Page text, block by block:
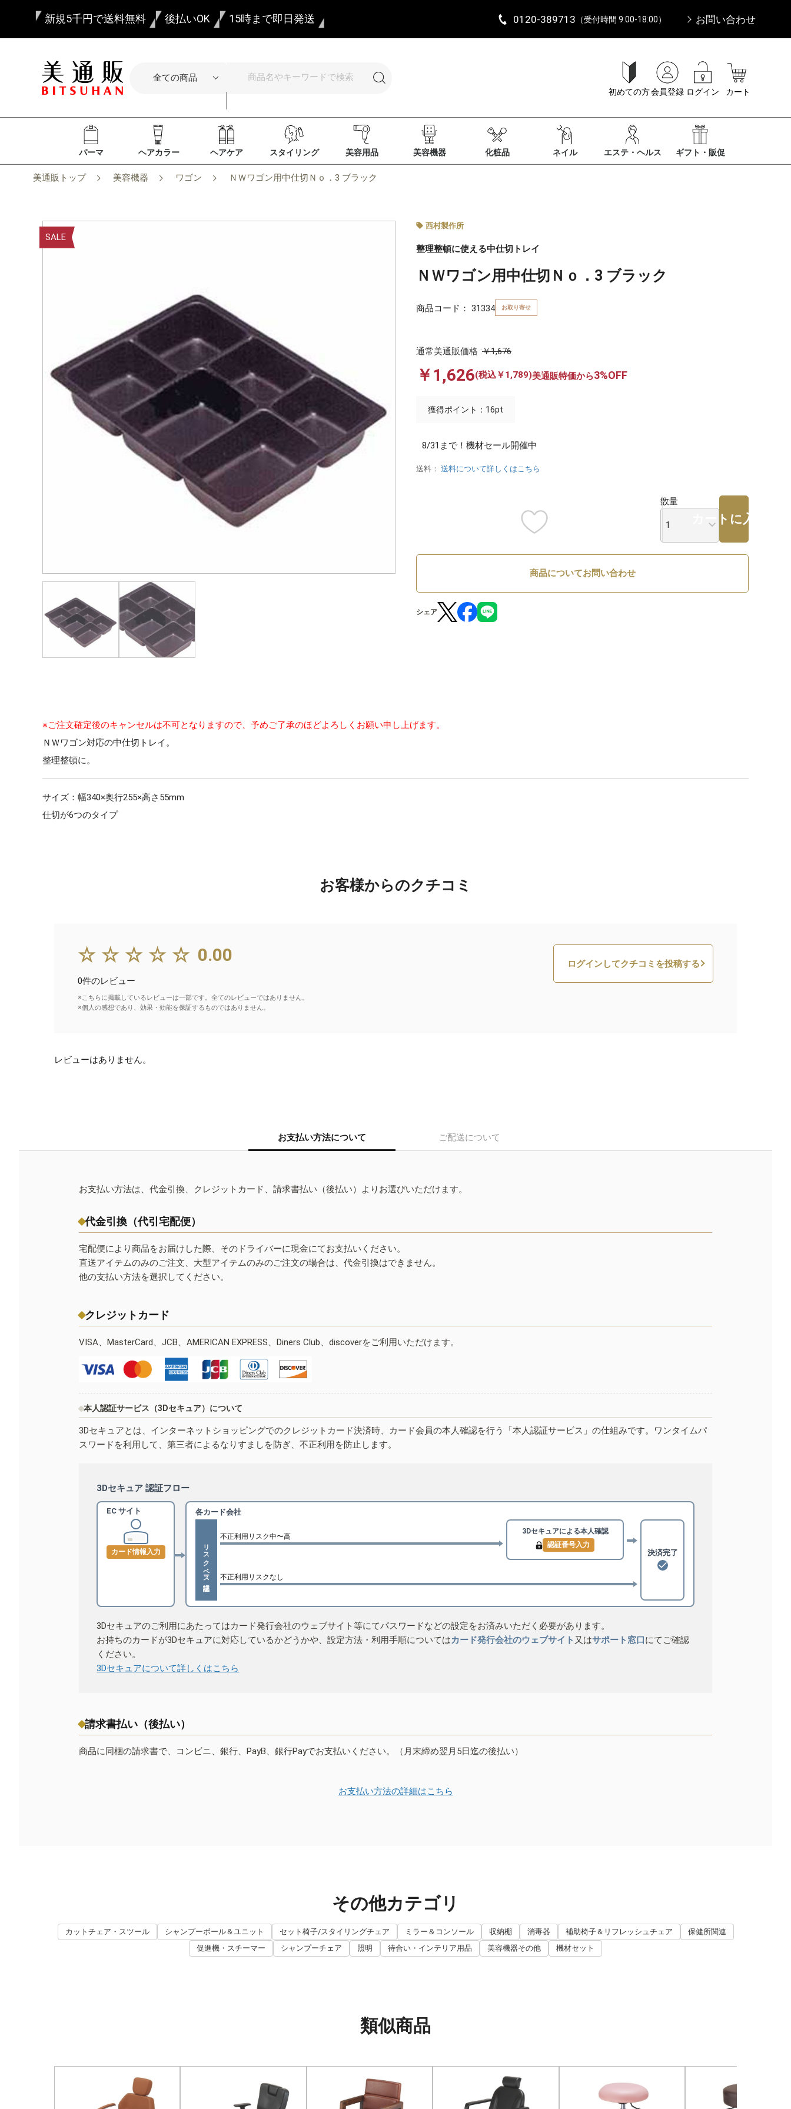
新規5千円で送料無料 後払いOK 15時まで即日発送 0120-389713 （受付時間 9:00-18:00） お問い合わせ
初めての方会員登録 ログイン カート
パーマ ヘアカラー ヘアケア スタイリング 美容用品 美容機器 化粧品 ネイル エステ・ヘルス ギフト・販促
美通販トップ 美容機器 ワゴン ＮＷワゴン用中仕切Ｎｏ．3 ブラック
SALE
西村製作所
整理整頓に使える中仕切トレイ
ＮＷワゴン用中仕切Ｎｏ．3 ブラック
商品コード： 31334 お取り寄せ
通常美通販価格 :￥1,676
￥1,626(税込￥1,789)美通販特価から3%OFF
獲得ポイント：16pt
8/31まで！機材セール開催中
送料： 送料について詳しくはこちら
数量
カートに入れる
商品についてお問い合わせ
シェア
※ご注文確定後のキャンセルは不可となりますので、予めご了承のほどよろしくお願い申し上げます。
ＮＷワゴン対応の中仕切トレイ。
整理整頓に。
サイズ：幅340×奥行255×高さ55mm
仕切が6つのタイプ
お客様からのクチコミ
☆☆☆☆☆ 0.00
0件のレビュー
※こちらに掲載しているレビューは一部です。全てのレビューではありません。
※個人の感想であり、効果・効能を保証するものではありません。
ログインしてクチコミを投稿する
レビューはありません。
お支払い方法について ご配送について
お支払い方法は、代金引換、クレジットカード、請求書払い（後払い）よりお選びいただけます。
代金引換（代引宅配便）
宅配便により商品をお届けした際、そのドライバーに現金にてお支払いください。
直送アイテムのみのご注文、大型アイテムのみのご注文の場合は、代金引換はできません。
他の支払い方法を選択してください。
クレジットカード
VISA、MasterCard、JCB、AMERICAN EXPRESS、Diners Club、discoverをご利用いただけます。
本人認証サービス（3Dセキュア）について
3Dセキュアとは、インターネットショッピングでのクレジットカード決済時、カード会員の本人確認を行う「本人認証サービス」の仕組みです。ワンタイムパ
スワードを利用して、第三者によるなりすましを防ぎ、不正利用を防止します。
3Dセキュア 認証フロー
EC サイト
カード情報入力
各カード会社
リスクベース認証
不正利用リスク中〜高
3Dセキュアによる本人確認
認証番号入力
不正利用リスクなし
決済完了
3Dセキュアのご利用にあたってはカード発行会社のウェブサイト等にてパスワードなどの設定をお済みいただく必要があります。
お持ちのカードが3Dセキュアに対応しているかどうかや、設定方法・利用手順についてはカード発行会社のウェブサイト 又はサポート窓口にてご確認
ください。
3Dセキュアについて詳しくはこちら
請求書払い（後払い）
商品に同梱の請求書で、コンビニ、銀行、PayB、銀行Payでお支払いください。（月末締め翌月5日迄の後払い）
お支払い方法の詳細はこちら
その他カテゴリ
カットチェア・スツール シャンプーボール＆ユニット セット椅子/スタイリングチェア ミラー＆コンソール 収納棚 消毒器 補助椅子＆リフレッシュチェア
保健所関連
促進機・スチーマー
シャンプーチェア 照明 待合い・インテリア用品 美容機器その他 機材セット
類似商品